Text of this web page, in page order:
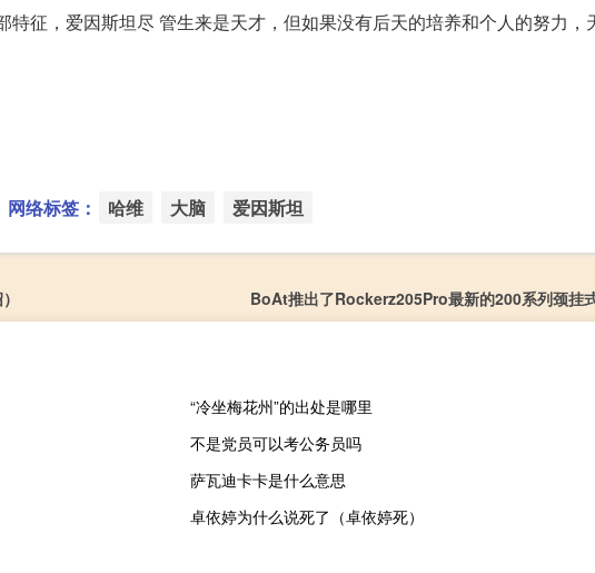
征，爱因斯坦尽 管生来是天才，但如果没有后天的培养和个人的努力，
网络标签： 哈维 大脑 爱因斯坦
BoAt推出了Rockerz205Pro最新的200系列颈挂
“冷坐梅花州”的出处是哪里
不是党员可以考公务员吗
萨瓦迪卡卡是什么意思
卓依婷为什么说死了（卓依婷死）